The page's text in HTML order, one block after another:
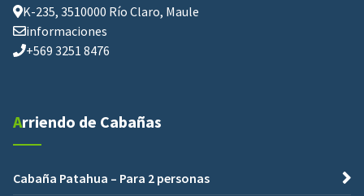
K-235, 3510000 Río Claro, Maule
informaciones
+569 3251 8476
Arriendo de Cabañas
Cabaña Patahua – Para 2 personas